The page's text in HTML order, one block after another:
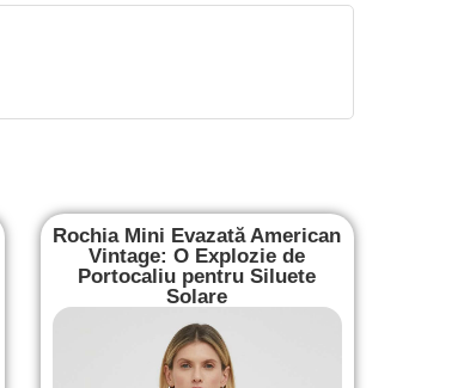
Rochia Mini Evazată American
Vintage: O Explozie de
Portocaliu pentru Siluete
Solare